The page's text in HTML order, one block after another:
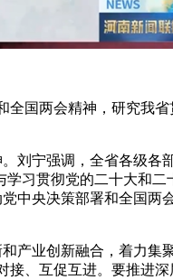
国两会精神，研究我
宁强调，全省各级各
习贯彻党的二十大和
央决策部署和全国两
业创新融合，着力集
接、互促互进。要推进